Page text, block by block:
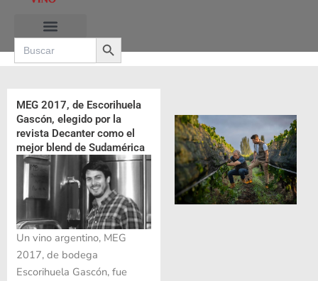
contenido
Search
for:
Search Button
MEG 2017, de Escorihuela
Gascón, elegido por la
revista Decanter como el
mejor blend de Sudamérica
Un vino argentino, MEG
2017, de bodega
Escorihuela Gascón, fue